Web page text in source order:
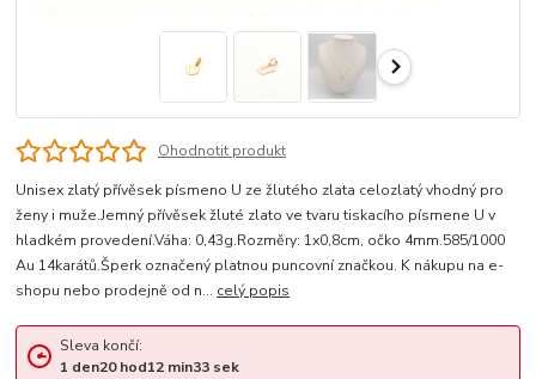
Ohodnotit produkt
Unisex zlatý přívěsek písmeno U ze žlutého zlata celozlatý vhodný pro
ženy i muže.Jemný přívěsek žluté zlato ve tvaru tiskacího písmene U v
hladkém provedení.Váha: 0,43g.Rozměry: 1x0,8cm, očko 4mm.585/1000
Au 14karátů.Šperk označený platnou puncovní značkou. K nákupu na e-
shopu nebo prodejně od n... celý popis
Sleva končí:
1 den20hod12min32sek